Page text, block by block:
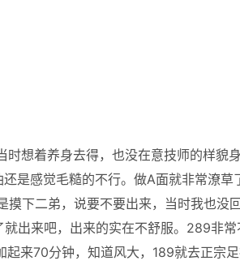
想着养身去得，也没在意技师的样貌身
是感觉毛糙的不行。做A面就非常潦草
下二弟，说要不要出来，当时我也没回
出来吧，出来的实在不舒服。289非常
来70分钟，知道风大，189就去正宗